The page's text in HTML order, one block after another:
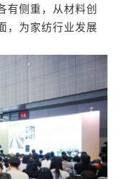
有侧重，从材料创
，为家纺行业发展